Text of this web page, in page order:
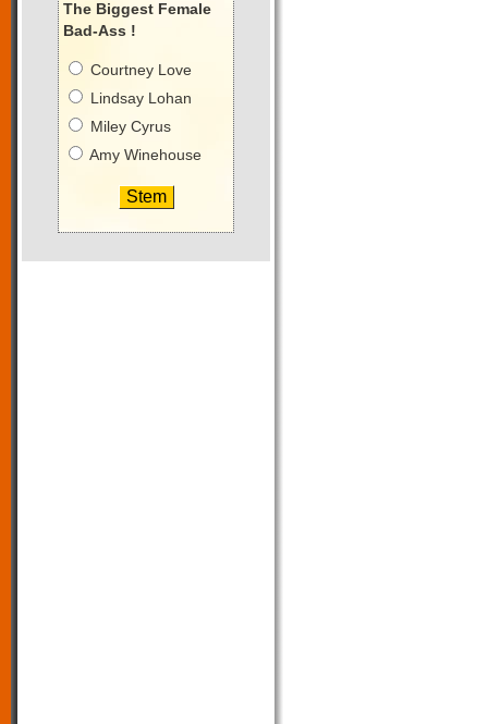
The Biggest Female
Bad-Ass !
Courtney Love
Lindsay Lohan
Miley Cyrus
Amy Winehouse